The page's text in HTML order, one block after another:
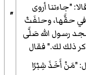
"جاءتنا أروى
في حقَّها، وحلفَتْ
رسول الله صَلَّى
ذلك لك." فقال
"مَنْ أَخَذَ شِبْرًا
"